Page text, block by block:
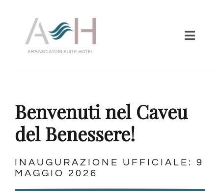
contenuto
Toggle
Hotel
Camere
SPA
Benvenuti nel Caveu
del Benessere!
INAUGURAZIONE UFFICIALE: 9
MAGGIO 2026